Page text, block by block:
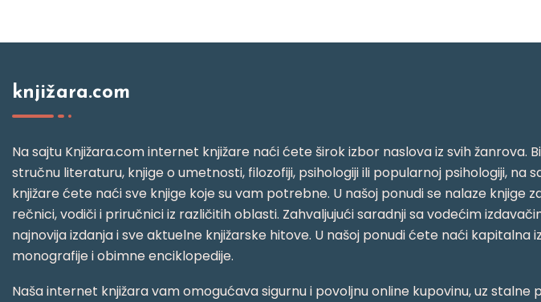
knjižara.com
Na sajtu Knjižara.com internet knjižare naći ćete širok izbor naslova iz svih žanrova.
stručnu literaturu, knjige o umetnosti, filozofiji, psihologiji ili popularnoj psihologiji, na
knjižare ćete naći sve knjige koje su vam potrebne. U našoj ponudi se nalaze knjige
rečnici, vodiči i priručnici iz različitih oblasti. Zahvaljujući saradnji sa vodećim
najnovija izdanja i sve aktuelne knjižarske hitove. U našoj ponudi ćete naći kapitalna
monografije i obimne enciklopedije.
Naša internet knjižara vam omogućava sigurnu i povoljnu online kupovinu, uz stalne